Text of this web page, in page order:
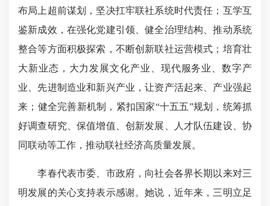
布局上超前谋划，坚决扛牢联社系统时代责任；互学互
鉴新成效，在强化党建引领、健全治理结构、推动系统
整合等方面积极探索，不断创新联社运营模式；培育壮
大新业态，大力发展文化产业、现代服务业、数字产
业、先进制造业和新兴产业，让资产活起来、产业强起
来；健全完善新机制，紧扣国家“十五五”规划，统筹抓
好调查研究、保值增值、创新发展、人才队伍建设、协
同联动等工作， 推动联社经济高质量发展。
李春代表市委、市政府，向社会各界长期以来对三
明发展的关心支持表示感谢。她说，近年来，三明立足